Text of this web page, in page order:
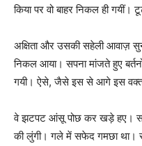
किया पर वो बाहर निकल ही गयीं।
अक्षिता और उसकी सहेली
निकल आया। सपना मांजते हुए
गयी। ऐसे, जैसे इस से आगे इस वक्त
वे झटपट आंसू पोछ कर खड़े हए।
की लुंगी। गले में सफेद गमछा